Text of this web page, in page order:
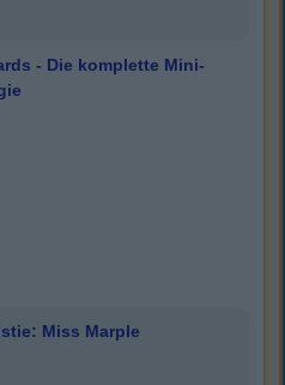
- Die komplette Mini-
Miss Marple